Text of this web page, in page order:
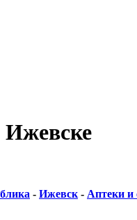
Ижевске
- Ижевск - Аптеки и